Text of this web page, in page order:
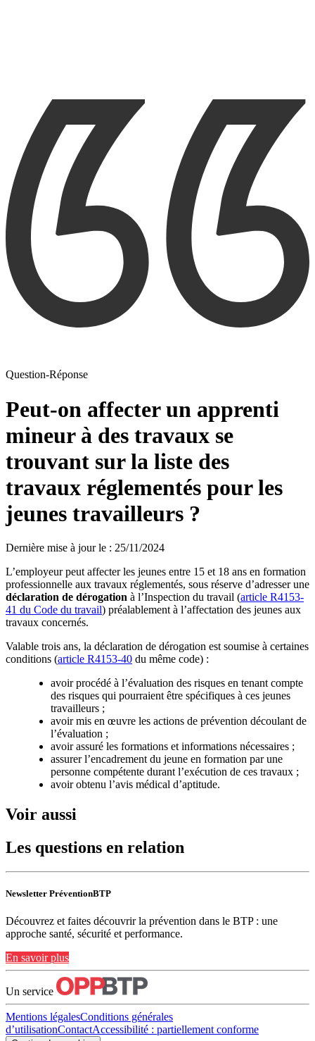
Question-Réponse
Peut-on affecter un apprenti
mineur à des travaux se
trouvant sur la liste des
travaux réglementés pour les
jeunes travailleurs ?
Dernière mise à jour le : 25/11/2024
L’employeur peut affecter les jeunes entre 15 et 18 ans en formation
professionnelle aux travaux réglementés, sous réserve d’adresser une
déclaration de dérogation à l’Inspection du travail (article R4153-
41 du Code du travail) préalablement à l’affectation des jeunes aux
travaux concernés.
Valable trois ans, la déclaration de dérogation est soumise à certaines
conditions (article R4153-40 du même code) :
avoir procédé à l’évaluation des risques en tenant compte
des risques qui pourraient être spécifiques à ces jeunes
travailleurs ;
avoir mis en œuvre les actions de prévention découlant de
l’évaluation ;
avoir assuré les formations et informations nécessaires ;
assurer l’encadrement du jeune en formation par une
personne compétente durant l’exécution de ces travaux ;
avoir obtenu l’avis médical d’aptitude.
Voir aussi
Les questions en relation
Newsletter PréventionBTP
Découvrez et faites découvrir la prévention dans le BTP : une
approche santé, sécurité et performance.
En savoir plus
Un service
Mentions légalesConditions générales
d’utilisationContactAccessibilité : partiellement conforme